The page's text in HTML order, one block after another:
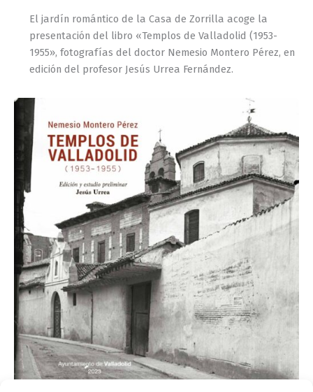
El jardín romántico de la Casa de Zorrilla acoge la
presentación del libro «Templos de Valladolid (1953-
1955», fotografías del doctor Nemesio Montero Pérez, en
edición del profesor Jesús Urrea Fernández.